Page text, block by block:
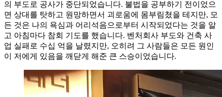
의 부도로 공사가 중단되었습니다. 불법을 공부하기 전이었으
면 상대를 탓하고 원망하면서 괴로움에 몸부림쳤을 테지만, 모
든 것은 나의 욕심과 어리석음으로부터 시작되었다는 것을 알
고 아침마다 참회 기도를 했습니다. 벤처회사 부도와 건축 사
업 실패로 수십 억을 날렸지만, 오히려 그 사람들은 모든 원인
이 저에게 있음을 깨닫게 해준 큰 스승이었습니다.